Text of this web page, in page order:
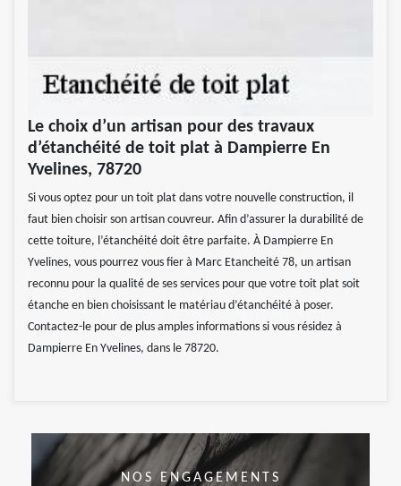
Le choix d’un artisan pour des travaux
d’étanchéité de toit plat à Dampierre En
Yvelines, 78720
Si vous optez pour un toit plat dans votre nouvelle construction, il
faut bien choisir son artisan couvreur. Afin d’assurer la durabilité de
cette toiture, l’étanchéité doit être parfaite. À Dampierre En
Yvelines, vous pourrez vous fier à Marc Etancheité 78, un artisan
reconnu pour la qualité de ses services pour que votre toit plat soit
étanche en bien choisissant le matériau d’étanchéité à poser.
Contactez-le pour de plus amples informations si vous résidez à
Dampierre En Yvelines, dans le 78720.
NOS ENGAGEMENTS